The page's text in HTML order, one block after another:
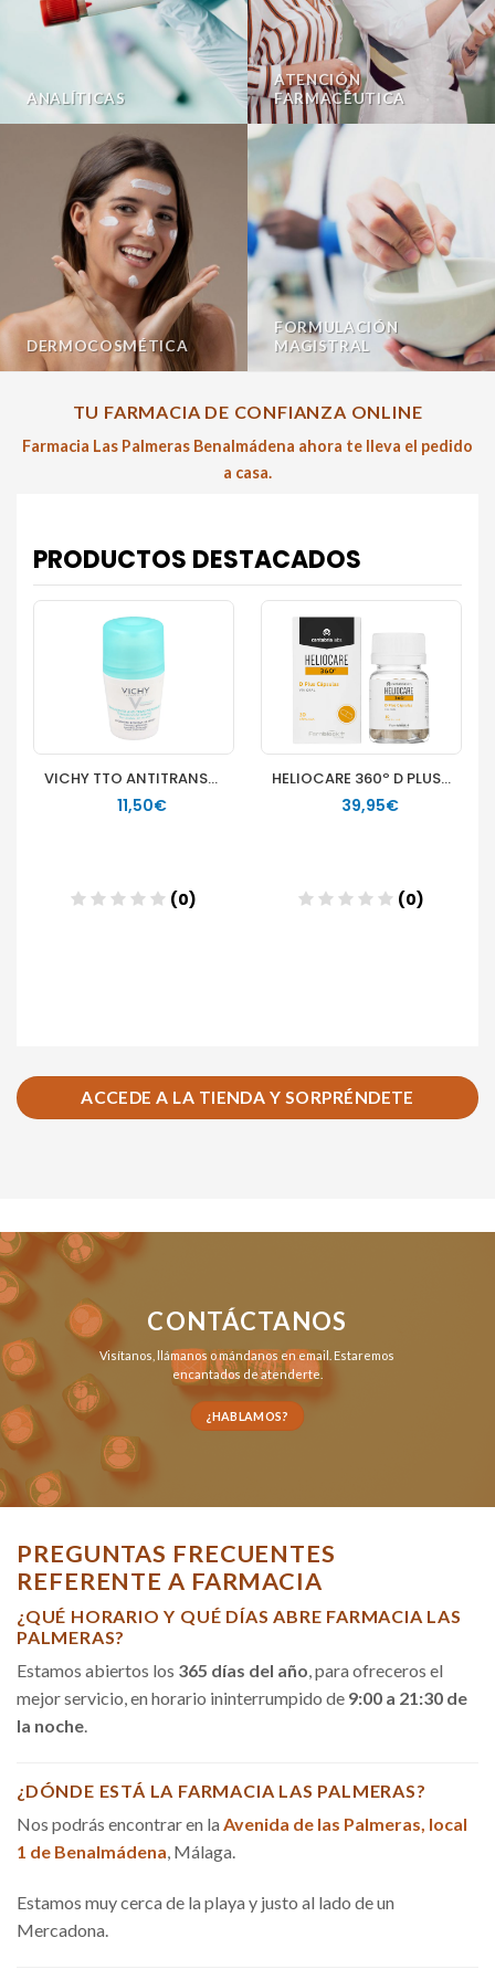
ANALÍTICAS
ATENCIÓN
FARMACÉUTICA
DERMOCOSMÉTICA
FORMULACIÓN
MAGISTRAL
TU FARMACIA DE CONFIANZA ONLINE
Farmacia Las Palmeras Benalmádena ahora te lleva el pedido
a casa.
ACCEDE A LA TIENDA Y SORPRÉNDETE
CONTÁCTANOS
Visítanos, llámanosomándanos en email . Estaremos
encantados de atenderte.
¿HABLAMOS?
PREGUNTAS FRECUENTES
REFERENTE A FARMACIA
¿QUÉ HORARIO Y QUÉ DÍAS ABRE FARMACIA LAS
PALMERAS?
Estamos abiertos los 365 días del año, para ofreceros el
mejor servicio, en horario ininterrumpido de 9:00 a 21:30 de
la noche.
¿DÓNDE ESTÁ LA FARMACIA LAS PALMERAS?
Nos podrás encontrar en la Avenida de las Palmeras, local
1 de Benalmádena, Málaga.
Estamos muy cerca de la playa y justo al lado de un
Mercadona.